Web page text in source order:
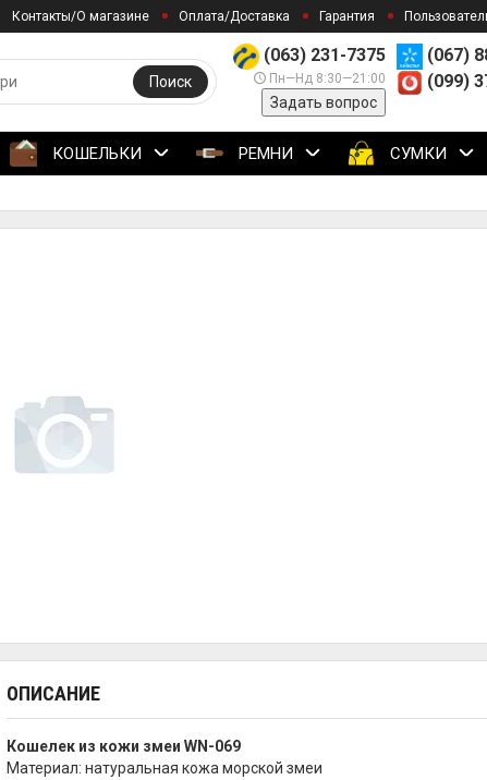
Контакты/О магазине Оплата/Доставка Гарантия
(063) 231-7375
Пн—Нд 8:30—21:00
Задать вопрос
(067)
(099)
Поиск
КОШЕЛЬКИ РЕМНИ СУМКИ
ОПИСАНИЕ
Кошелек из кожи змеи WN-069
Материал: натуральная кожа морской змеи